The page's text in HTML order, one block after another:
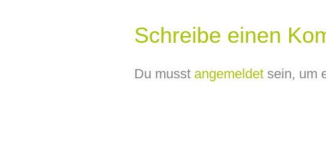
Schreibe einen
Du musst angemeldetsein, um